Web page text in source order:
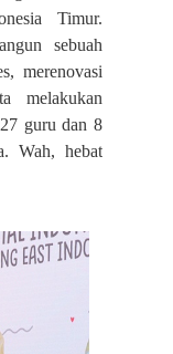
Timur.
sebuah
merenovasi
melakukan
guru dan 8
Wah, hebat